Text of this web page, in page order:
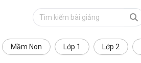
Mầm Non Lớp 1 Lớp 2